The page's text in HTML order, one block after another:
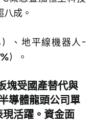
成。
）、地平線機器人-
）。
塊受國產替代與
導體龍頭公司單
活躍。資金面